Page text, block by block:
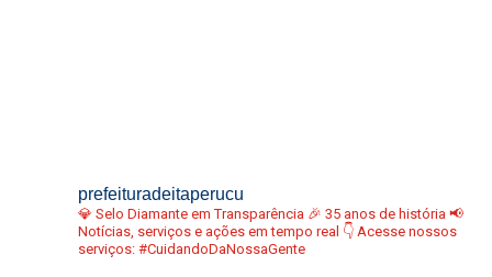
prefeituradeitaperucu
💎 Selo Diamante em Transparência 🎉 35 anos de história 📢
Notícias, serviços e ações em tempo real 👇 Acesse nossos
serviços: #CuidandoDaNossaGente